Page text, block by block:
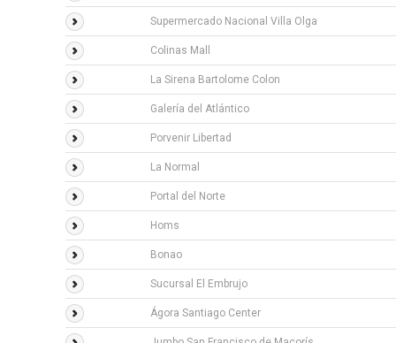
Supermercado Nacional Villa Olga
Colinas Mall
La Sirena Bartolome Colon
Galería del Atlántico
Porvenir Libertad
La Normal
Portal del Norte
Homs
Bonao
Sucursal El Embrujo
Ágora Santiago Center